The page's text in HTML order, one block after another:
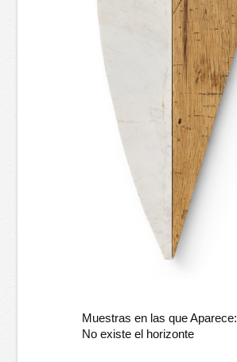
Muestras en las que Aparece:
No existe el horizonte